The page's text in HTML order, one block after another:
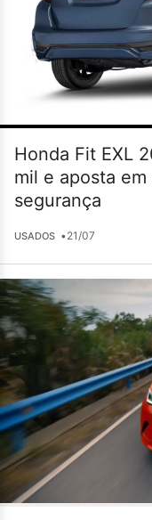
Honda Fit EXL
mil e aposta
segurança
USADOS •21/07